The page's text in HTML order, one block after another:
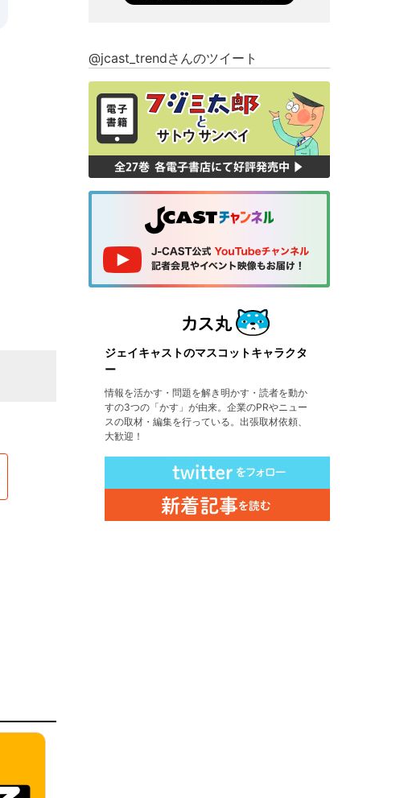
@jcast_trendさんのツイート
ジェイキャストのマスコットキャラクタ
ー
情報を活かす・問題を解き明かす・読者を動か
すの3つの「かす」が由来。企業のPRやニュー
スの取材・編集を行っている。出張取材依頼、
大歓迎！